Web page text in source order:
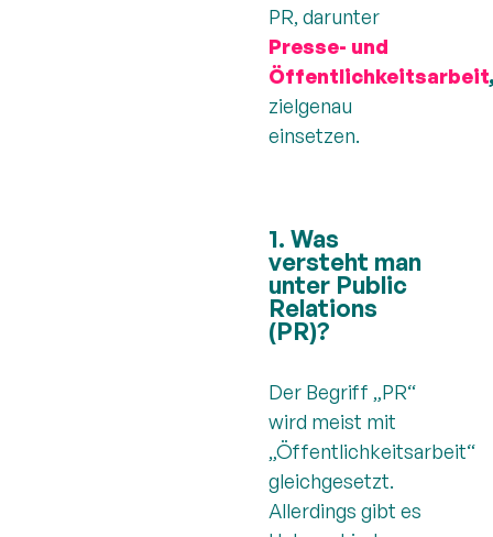
PR, darunter
Presse- und
Öffentlichkeitsarbeit
zielgenau
einsetzen.
1. Was
versteht man
unter Public
Relations
(PR)?
Der Begriff „PR“
wird meist mit
„Öffentlichkeitsarbeit“
gleichgesetzt.
Allerdings gibt es